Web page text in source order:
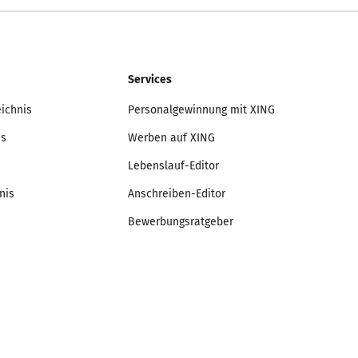
Services
Personalgewinnung mit XING
Werben auf XING
Lebenslauf-Editor
Anschreiben-Editor
Bewerbungsratgeber